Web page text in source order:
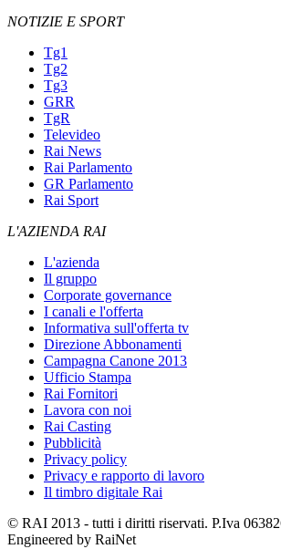
NOTIZIE E SPORT
Tg1
Tg2
Tg3
GRR
TgR
Televideo
Rai News
Rai Parlamento
GR Parlamento
Rai Sport
L'AZIENDA RAI
L'azienda
Il gruppo
Corporate governance
I canali e l'offerta
Informativa sull'offerta tv
Direzione Abbonamenti
Campagna Canone 2013
Ufficio Stampa
Rai Fornitori
Lavora con noi
Rai Casting
Pubblicità
Privacy policy
Privacy e rapporto di lavoro
Il timbro digitale Rai
© RAI 2013 - tutti i diritti riservati. P.Iva
Engineered by RaiNet